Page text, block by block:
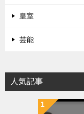
皇室
芸能
人気記事